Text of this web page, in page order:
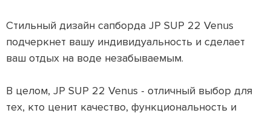
Стильный дизайн сапборда JP SUP 22 Venus
подчеркнет вашу индивидуальность и сделает
ваш отдых на воде незабываемым.
В целом, JP SUP 22 Venus - отличный выбор для
тех, кто ценит качество, функциональность и